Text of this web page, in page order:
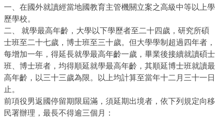
一、在國外就讀經當地國教育主管機關立案之高級中等以上學
歷學校。
二、 就學最高年齡，大學以下學歷者至二十四歲，研究所碩
士班至二十七歲，博士班至三十歲。但大學學制超過四年者，
每增加一年，得延長就學最高年齡一歲，畢業後接續就讀碩士
班、博士班者，均得順延就學最高年齡，其順延博士班就讀最
高年齡，以三十三歲為限。以上均計算至當年十二月三十一日
止。
前項役男返國停留期限屆滿，須延期出境者，依下列規定向移
民署辦理，最長不得逾三個月：